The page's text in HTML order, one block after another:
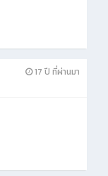
17 ปี ที่ผ่านมา